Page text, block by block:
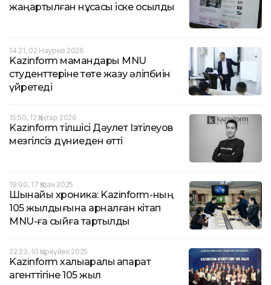
жаңартылған нұсқасы іске қосылды
14:21, 02 Наурыз 2026
Kazinform мамандары MNU
студенттеріне төте жазу әліпбиін
үйретеді
15:50, 12 Қаңтар 2026
Kazinform тілшісі Дәулет Ізтілеуов
мезгілсіз дүниеден өтті
19:00, 17 Қазан 2025
Шынайы хроника: Kazinform-ның
105 жылдығына арналған кітап
MNU-ға сыйға тартылды
22:23, 10 Қыркүйек 2025
Kazinform халықаралық ақпарат
агенттігіне 105 жыл